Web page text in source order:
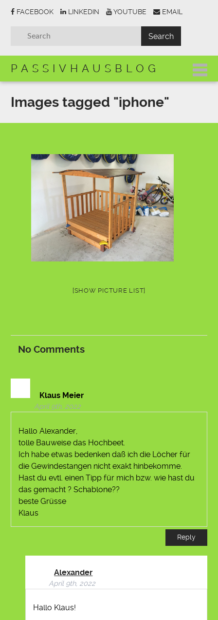
FACEBOOK LINKEDIN YOUTUBE EMAIL
PASSIVHAUSBLOG
Images tagged "iphone"
[SHOW PICTURE LIST]
No Comments
Klaus Meier
April 9th, 2022
Hallo Alexander,
tolle Bauweise das Hochbeet.
Ich habe etwas bedenken daß ich die Löcher für
die Gewindestangen nicht exakt hinbekomme.
Hast du evtl. einen Tipp für mich bzw. wie hast du
das gemacht ? Schablone??
beste Grüsse
Klaus
Reply
Alexander
April 9th, 2022
Hallo Klaus!